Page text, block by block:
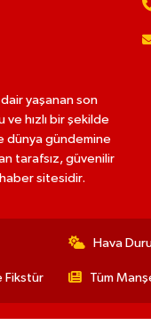
yaşanan son
hızlı bir şekilde
dünya gündemine
tarafsız, güvenilir
sitesidir.
Hava
Fikstür Tüm